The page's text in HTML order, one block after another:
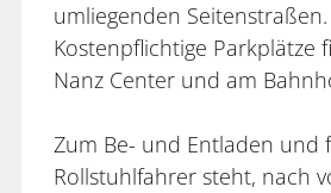
umliegenden Seitenstraßen.
Kostenpflichtige Parkplätze
Nanz Center und am
Zum Be- und Entladen und
Rollstuhlfahrer steht, nach